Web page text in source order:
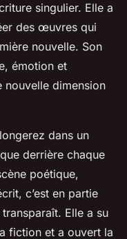
singulier. Elle a
des œuvres qui
nouvelle. Son
émotion et
nouvelle dimension
dans un
derrière chaque
poétique,
c’est en partie
Elle a su
fiction et a ouvert la